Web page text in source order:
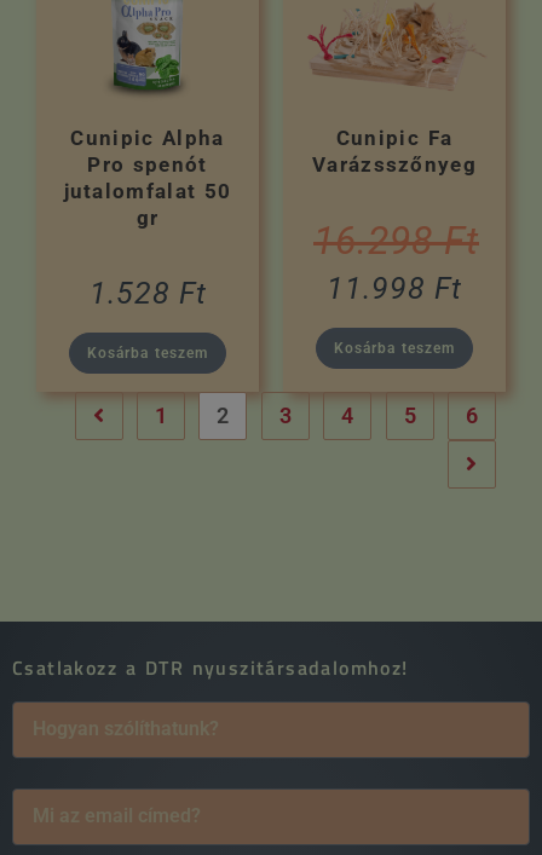
Cunipic Alpha
Pro spenót
jutalomfalat 50
gr
1.528 Ft
Kosárba teszem
Cunipic Fa
Varázsszőnyeg
16.298Ft
11.998 Ft
Kosárba teszem
1 2 3 4 5 6
Csatlakozz a DTR nyuszitársadalomhoz!